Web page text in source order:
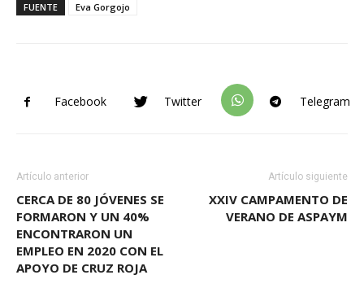
FUENTE
Eva Gorgojo
Facebook Twitter Telegram
Artículo anterior
CERCA DE 80 JÓVENES SE
FORMARON Y UN 40%
ENCONTRARON UN
EMPLEO EN 2020 CON EL
APOYO DE CRUZ ROJA
Artículo siguiente
XXIV CAMPAMENTO DE
VERANO DE ASPAYM